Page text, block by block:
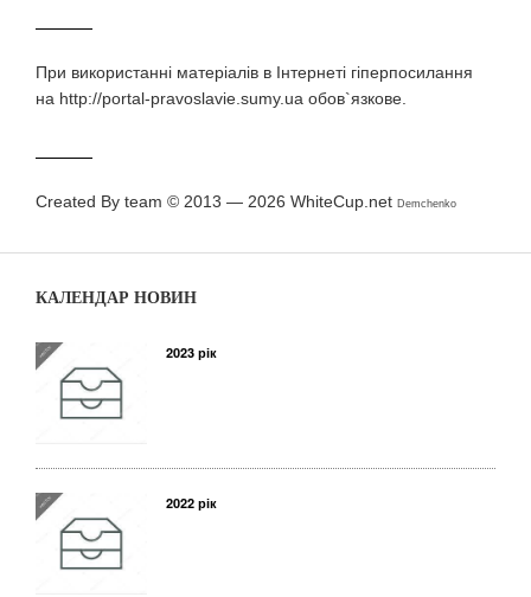
При використаннi матерiалiв в Iнтернетi гiперпосилання
на http://portal-pravoslavie.sumy.ua обов`язкове.
Created By team © 2013 — 2026 WhiteCup.net Demchenko
КАЛЕНДАР НОВИН
2023 рік
2022 рік